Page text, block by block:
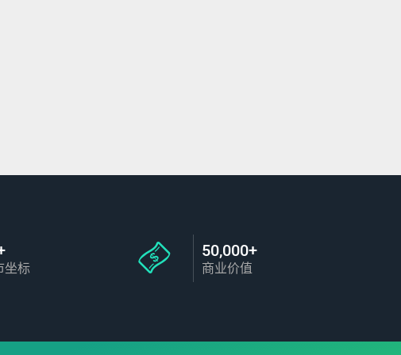
坐标
50,000+
商业价值